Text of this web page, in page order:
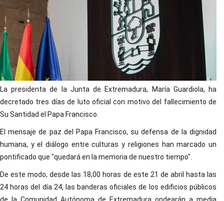
La presidenta de la Junta de Extremadura, María Guardiola, ha
decretado tres días de luto oficial con motivo del fallecimiento de
Su Santidad el Papa Francisco.
El mensaje de paz del Papa Francisco, su defensa de la dignidad
humana, y el diálogo entre culturas y religiones han marcado un
pontificado que "quedará en la memoria de nuestro tiempo".
De este modo, desde las 18,00 horas de este 21 de abril hasta las
24 horas del día 24, las banderas oficiales de los edificios públicos